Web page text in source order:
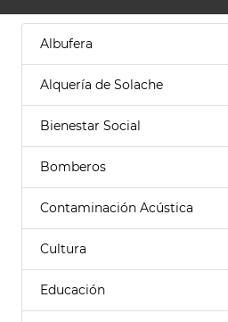
Albufera
Alquería de Solache
Bienestar Social
Bomberos
Contaminación Acústica
Cultura
Educación